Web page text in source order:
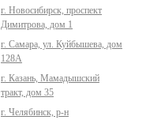
г. Новосибирск, проспект
Димитрова, дом 1
г. Самара, ул. Куйбышева, дом
128А
г. Казань, Мамадышский
тракт, дом 35
г. Челябинск, р-н